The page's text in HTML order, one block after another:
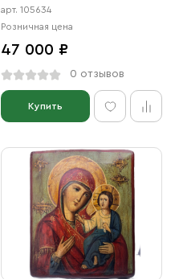
век
арт. 105634
Розничная цена
47 000 ₽
0 отзывов
Купить